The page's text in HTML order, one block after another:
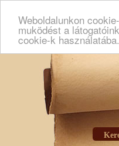
Weboldalunkon
muködést a
cookie-k használatába.